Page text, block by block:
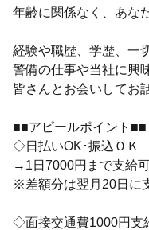
年齢に関係なく、あな
経験や職歴、学歴、一
警備の仕事や当社に興
皆さんとお会いしてお
■■アピールポイント■■
◇日払いOK･振込ＯＫ
→1日7000円まで支給
※差額分は翌月20日に
◇面接交通費1000円支